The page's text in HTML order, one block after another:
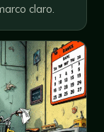
claro.